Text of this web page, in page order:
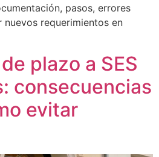
pasos, errores
requerimientos en
plazo a SES
consecuencias
evitar